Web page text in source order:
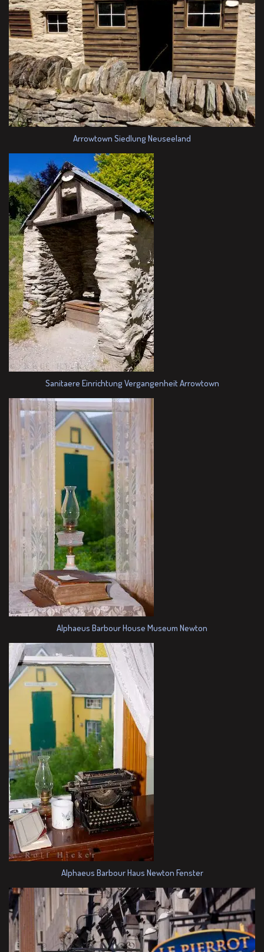
Arrowtown Siedlung Neuseeland
Sanitaere Einrichtung Vergangenheit Arrowtown
Alphaeus Barbour House Museum Newton
Alphaeus Barbour Haus Newton Fenster